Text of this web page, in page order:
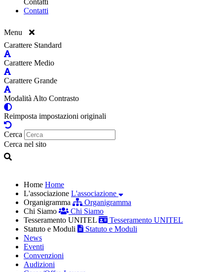
Contatti
Menu
Carattere Standard
Carattere Medio
Carattere Grande
Modalità Alto Contrasto
Reimposta impostazioni originali
Cerca
Cerca nel sito
Home Home
L'associazione L'associazione
Organigramma
Organigramma
Chi Siamo
Chi Siamo
Tesseramento UNITEL
Tesseramento UNITEL
Statuto e Moduli
Statuto e Moduli
News
Eventi
Convenzioni
Audizioni